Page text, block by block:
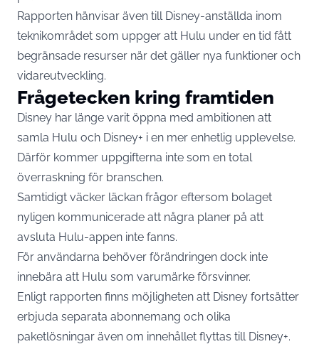
Rapporten hänvisar även till Disney-anställda inom
teknikområdet som uppger att Hulu under en tid fått
begränsade resurser när det gäller nya funktioner och
vidareutveckling.
Frågetecken kring framtiden
Disney har länge varit öppna med ambitionen att
samla Hulu och Disney+ i en mer enhetlig upplevelse.
Därför kommer uppgifterna inte som en total
överraskning för branschen.
Samtidigt väcker läckan frågor eftersom bolaget
nyligen kommunicerade att några planer på att
avsluta Hulu-appen inte fanns.
För användarna behöver förändringen dock inte
innebära att Hulu som varumärke försvinner.
Enligt rapporten finns möjligheten att Disney fortsätter
erbjuda separata abonnemang och olika
paketlösningar även om innehållet flyttas till Disney+.